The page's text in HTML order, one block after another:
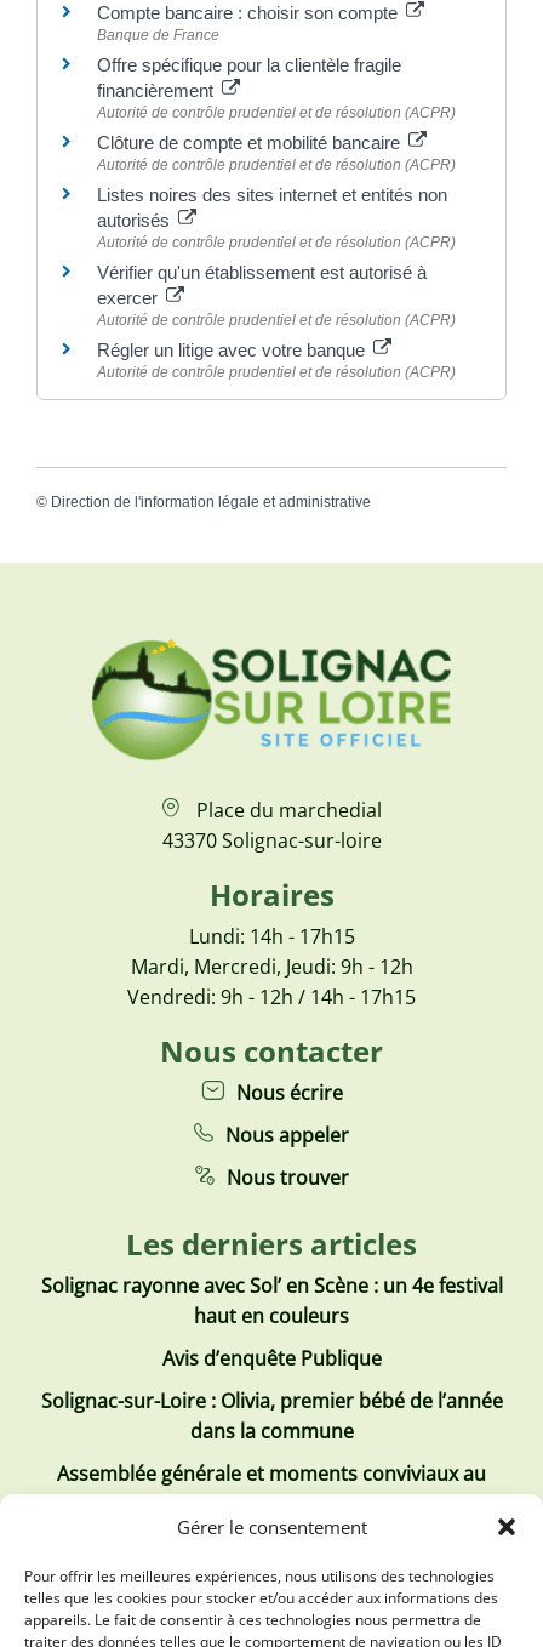
Gérer le consentement
Pour offrir les meilleures expériences, nous utilisons des technologies
telles que les cookies pour stocker et/ou accéder aux informations des
appareils. Le fait de consentir à ces technologies nous permettra de
traiter des données telles que le comportement de navigation ou les ID
Compte bancaire : choisir son compte
Banque de France
Offre spécifique pour la clientèle fragile
financièrement
Autorité de contrôle prudentiel et de résolution (ACPR)
Clôture de compte et mobilité bancaire
Autorité de contrôle prudentiel et de résolution (ACPR)
Listes noires des sites internet et entités non
autorisés
Autorité de contrôle prudentiel et de résolution (ACPR)
Vérifier qu'un établissement est autorisé à
exercer
Autorité de contrôle prudentiel et de résolution (ACPR)
Régler un litige avec votre banque
Autorité de contrôle prudentiel et de résolution (ACPR)
© Direction de l'information légale et administrative
Place du marchedial
43370 Solignac-sur-loire
Horaires
Lundi: 14h - 17h15
Mardi, Mercredi, Jeudi: 9h - 12h
Vendredi: 9h - 12h / 14h - 17h15
Nous contacter
Nous écrire
Nous appeler
Nous trouver
Les derniers articles
Solignac rayonne avec Sol’ en Scène : un 4e festival
haut en couleurs
Avis d’enquête Publique
Solignac-sur-Loire : Olivia, premier bébé de l’année
dans la commune
Assemblée générale et moments conviviaux au
Les derniers comptes rendus